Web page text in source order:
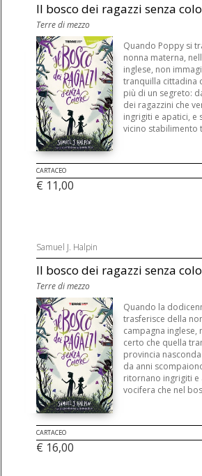
Il bosco dei ragazzi senza
Terre di mezzo
Quando Poppy si
nonna materna,
inglese, non
tranquilla cittadina
più di un segreto:
dei ragazzini che
ingrigiti e apatici, e
vicino stabilimento
CARTACEO
€ 11,00
Samuel J. Halpin
Il bosco dei ragazzi senza
Terre di mezzo
Quando la
trasferisce della
campagna inglese,
certo che quella
provincia
da anni
ritornano ingrigiti e
vocifera che nel
CARTACEO
€ 16,00